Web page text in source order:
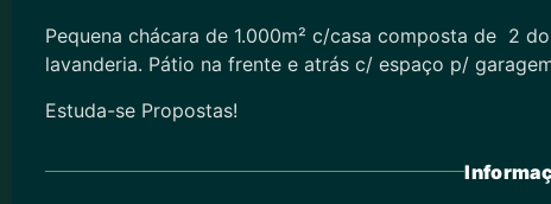
Pequena chácara de 1.000m² c/casa composta de 2
lavanderia. Pátio na frente e atrás c/ espaço p/
Estuda-se Propostas!